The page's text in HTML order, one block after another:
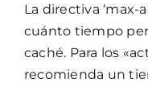
La directiva ‘max-
cuánto tiempo
caché. Para los
recomienda un